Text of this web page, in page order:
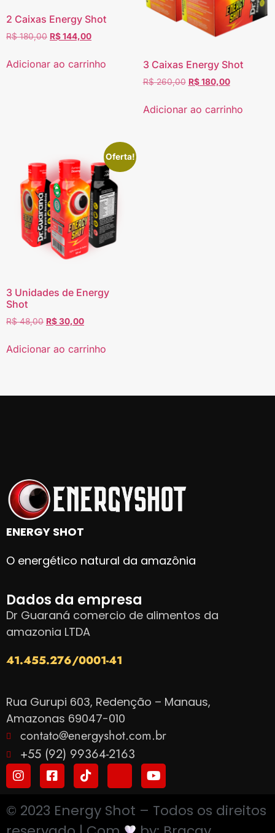
2 Caixas Energy Shot
R$180,00 R$144,00
Adicionar ao carrinho 3 Caixas Energy Shot
R$260,00 R$180,00
Adicionar ao carrinho
Oferta!
3 Unidades de Energy
Shot
R$48,00 R$30,00
Adicionar ao carrinho
ENERGY SHOT
O energético natural da amazônia
Dados da empresa
Dr Guaraná comercio de alimentos da
amazonia LTDA
41.455.276/0001-41
Rua Gurupi 603, Redenção – Manaus,
Amazonas 69047-010
contato@energyshot.com.br
+55 (92) 99364-2163
© 2023 Energy Shot – Todos os direitos